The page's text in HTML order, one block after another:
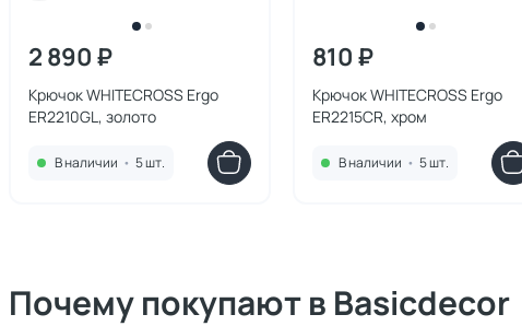
2 890 ₽
Крючок WHITECROSS Ergo
ER2210GL, золото
В наличии • 5 шт.
810 ₽
Крючок WHITECROSS Ergo
ER2215CR, хром
В наличии • 5 шт.
Почему покупают в Basicdecor